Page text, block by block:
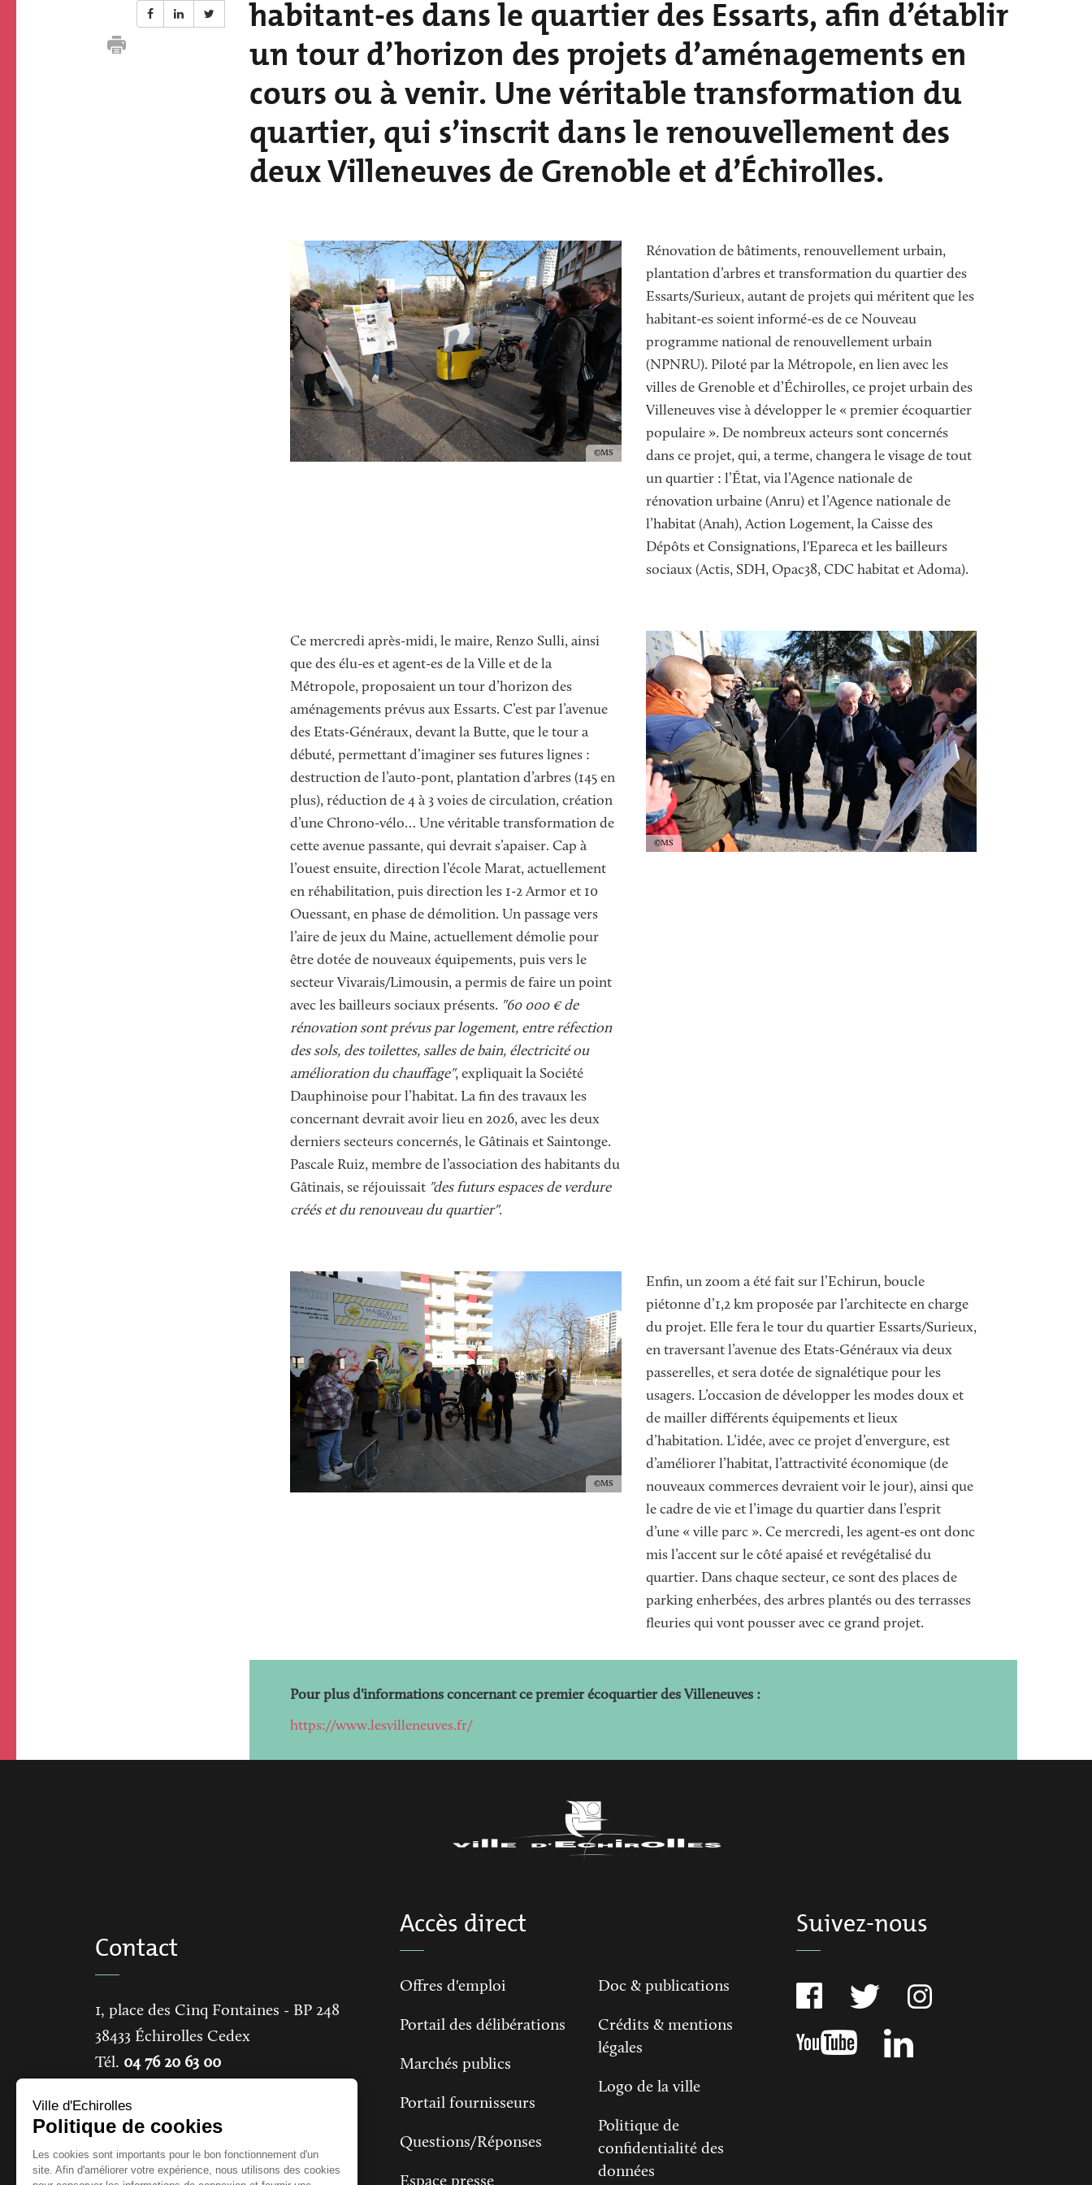
habitant-es dans le quartier des Essarts, afin d’établir
un tour d’horizon des projets d’aménagements en
cours ou à venir. Une véritable transformation du
quartier, qui s’inscrit dans le renouvellement des
deux Villeneuves de Grenoble et d’Échirolles.
Image
Image
Copyright
MS
Texte
Rénovation de bâtiments, renouvellement urbain,
plantation d’arbres et transformation du quartier des
Essarts/Surieux, autant de projets qui méritent que les
habitant-es soient informé-es de ce Nouveau
programme national de renouvellement urbain
(NPNRU). Piloté par la Métropole, en lien avec les
villes de Grenoble et d’Échirolles, ce projet urbain des
Villeneuves vise à développer le « premier écoquartier
populaire ». De nombreux acteurs sont concernés
dans ce projet, qui, a terme, changera le visage de tout
un quartier : l’État, via l’Agence nationale de
rénovation urbaine (Anru) et l’Agence nationale de
l’habitat (Anah), Action Logement, la Caisse des
Dépôts et Consignations, l'Epareca et les bailleurs
sociaux (Actis, SDH, Opac38, CDC habitat et Adoma).
Ce mercredi après-midi, le maire, Renzo Sulli, ainsi
que des élu-es et agent-es de la Ville et de la
Métropole, proposaient un tour d’horizon des
aménagements prévus aux Essarts. C’est par l’avenue
des Etats-Généraux, devant la Butte, que le tour a
débuté, permettant d’imaginer ses futures lignes :
destruction de l’auto-pont, plantation d’arbres (145 en
plus), réduction de 4 à 3 voies de circulation, création
d’une Chrono-vélo… Une véritable transformation de
cette avenue passante, qui devrait s’apaiser. Cap à
l’ouest ensuite, direction l’école Marat, actuellement
en réhabilitation, puis direction les 1-2 Armor et 10
Ouessant, en phase de démolition. Un passage vers
l’aire de jeux du Maine, actuellement démolie pour
être dotée de nouveaux équipements, puis vers le
secteur Vivarais/Limousin, a permis de faire un point
avec les bailleurs sociaux présents. "60 000 € de
rénovation sont prévus par logement, entre réfection
des sols, des toilettes, salles de bain, électricité ou
amélioration du chauffage", expliquait la Société
Dauphinoise pour l’habitat. La fin des travaux les
concernant devrait avoir lieu en 2026, avec les deux
derniers secteurs concernés, le Gâtinais et Saintonge.
Pascale Ruiz, membre de l’association des habitants du
Gâtinais, se réjouissait "des futurs espaces de verdure
créés et du renouveau du quartier".
Image
Image
Copyright
MS
Image
Image
Copyright
MS
Texte
Enfin, un zoom a été fait sur l’Echirun, boucle
piétonne d’1,2 km proposée par l’architecte en charge
du projet. Elle fera le tour du quartier Essarts/Surieux,
en traversant l’avenue des Etats-Généraux via deux
passerelles, et sera dotée de signalétique pour les
usagers. L’occasion de développer les modes doux et
de mailler différents équipements et lieux
d’habitation. L’idée, avec ce projet d’envergure, est
d’améliorer l’habitat, l’attractivité économique (de
nouveaux commerces devraient voir le jour), ainsi que
le cadre de vie et l’image du quartier dans l’esprit
d’une « ville parc ». Ce mercredi, les agent-es ont donc
mis l’accent sur le côté apaisé et revégétalisé du
quartier. Dans chaque secteur, ce sont des places de
parking enherbées, des arbres plantés ou des terrasses
fleuries qui vont pousser avec ce grand projet.
Pour plus d'informations concernant ce premier écoquartier des Villeneuves :
https://www.lesvilleneuves.fr/
Contact
1, place des Cinq Fontaines - BP 248
38433 Échirolles Cedex
Tél. 04 76 20 63 00
CONTACTER LA MAIRIE
Accès direct
Offres d'emploi
Portail des délibérations
Marchés publics
Portail fournisseurs
Questions/Réponses
Espace presse
Doc & publications
Crédits & mentions
légales
Logo de la ville
Politique de
confidentialité des
données
Suivez-nous
Ville d'Echirolles
Politique de cookies
Les cookies sont importants pour le bon fonctionnement d'un
site. Afin d'améliorer votre expérience, nous utilisons des cookies